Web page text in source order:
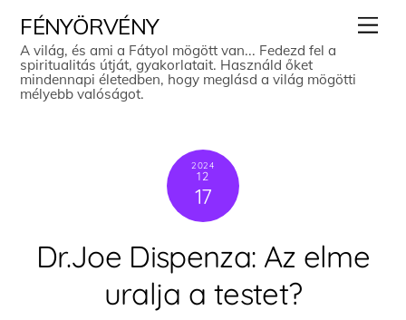
content
FÉNYÖRVÉNY
A világ, és ami a Fátyol mögött van... Fedezd fel a
spiritualitás útját, gyakorlatait. Használd őket
mindennapi életedben, hogy meglásd a világ mögötti
mélyebb valóságot.
2024
12
17
Dr.Joe Dispenza: Az elme
uralja a testet?